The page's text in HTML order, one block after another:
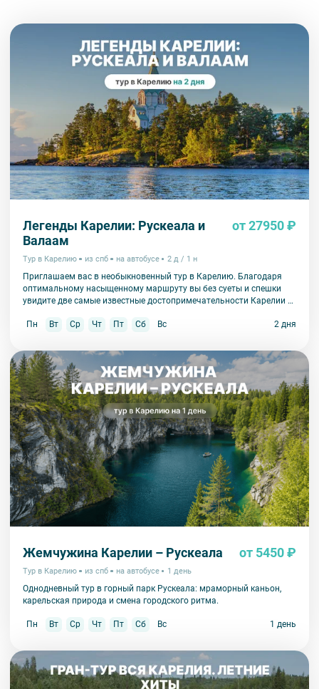
Вы также можете ближе познакомиться с намив разделе “О
Легенды Карелии: Рускеала и
Валаам
от 27950 ₽
Тур в Карелию из спб на автобусе 2 д / 1 н
Приглашаем вас в необыкновенный тур в Карелию. Благодаря
оптимальному насыщенному маршруту вы без суеты и спешки
увидите две самые известные достопримечательности Карелии –
Пн
Вт Ср Чт Пт Сб Вс 2 дня
Жемчужина Карелии – Рускеала от 5450 ₽
Тур в Карелию из спб на автобусе 1 день
Однодневный тур в горный парк Рускеала: мраморный каньон,
карельская природа и смена городского ритма.
Пн Вт Ср Чт Пт Сб Вс 1 день